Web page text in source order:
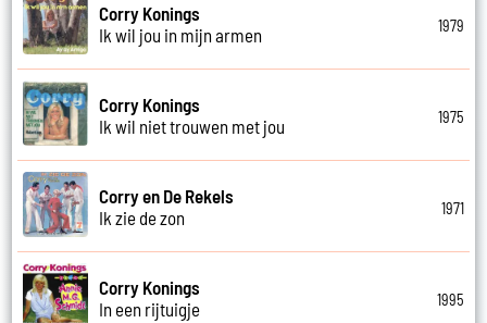
Corry Konings
Ik wil jou in mijn armen
1979
Corry Konings
Ik wil niet trouwen met jou
1975
Corry en De Rekels
Ik zie de zon
1971
Corry Konings
In een rijtuigje
1995